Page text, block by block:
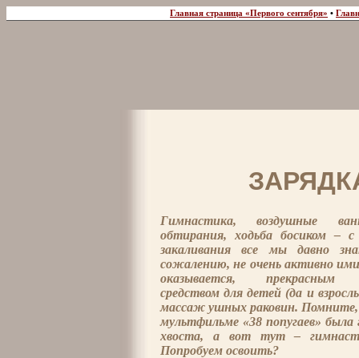
Главная страница «Первого сентября» •
Гимнастика, воздушные
обтирания, ходьба босиком –
закаливания все мы давно
сожалению, не очень активно
оказывается, прекрасным
средством для детей (да и
массаж ушных раковин.
мультфильме «38 попугаев»
хвоста, а вот тут –
Попробуем освоить?